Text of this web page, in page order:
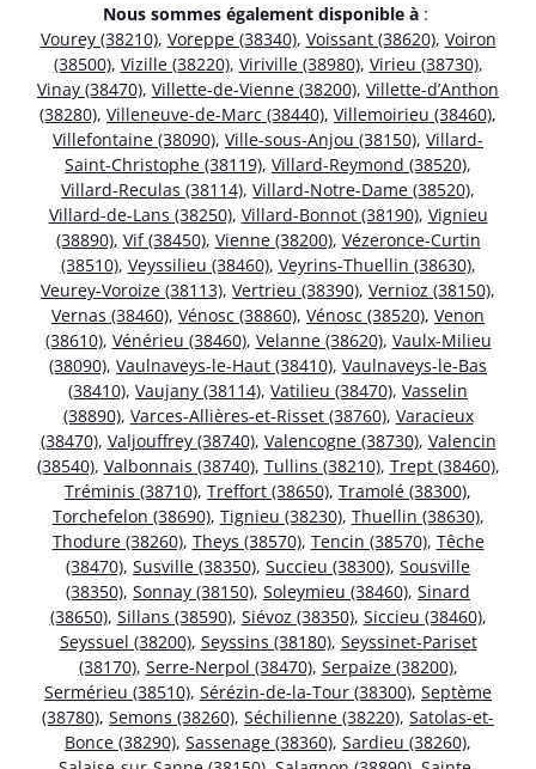
Nous sommes également disponible à :
Vourey (38210), Voreppe (38340), Voissant (38620), Voiron
(38500), Vizille (38220), Viriville (38980), Virieu (38730),
Vinay (38470), Villette-de-Vienne (38200), Villette-d’Anthon
(38280), Villeneuve-de-Marc (38440), Villemoirieu (38460),
Villefontaine (38090), Ville-sous-Anjou (38150), Villard-
Saint-Christophe (38119), Villard-Reymond (38520),
Villard-Reculas (38114), Villard-Notre-Dame (38520),
Villard-de-Lans (38250), Villard-Bonnot (38190), Vignieu
(38890), Vif (38450), Vienne (38200), Vézeronce-Curtin
(38510), Veyssilieu (38460), Veyrins-Thuellin (38630),
Veurey-Voroize (38113), Vertrieu (38390), Vernioz (38150),
Vernas (38460), Vénosc (38860), Vénosc (38520), Venon
(38610), Vénérieu (38460), Velanne (38620), Vaulx-Milieu
(38090), Vaulnaveys-le-Haut (38410), Vaulnaveys-le-Bas
(38410), Vaujany (38114), Vatilieu (38470), Vasselin
(38890), Varces-Allières-et-Risset (38760), Varacieux
(38470), Valjouffrey (38740), Valencogne (38730), Valencin
(38540), Valbonnais (38740), Tullins (38210), Trept (38460),
Tréminis (38710), Treffort (38650), Tramolé (38300),
Torchefelon (38690), Tignieu (38230), Thuellin (38630),
Thodure (38260), Theys (38570), Tencin (38570), Têche
(38470), Susville (38350), Succieu (38300), Sousville
(38350), Sonnay (38150), Soleymieu (38460), Sinard
(38650), Sillans (38590), Siévoz (38350), Siccieu (38460),
Seyssuel (38200), Seyssins (38180), Seyssinet-Pariset
(38170), Serre-Nerpol (38470), Serpaize (38200),
Sermérieu (38510), Sérézin-de-la-Tour (38300), Septème
(38780), Semons (38260), Séchilienne (38220), Satolas-et-
Bonce (38290), Sassenage (38360), Sardieu (38260),